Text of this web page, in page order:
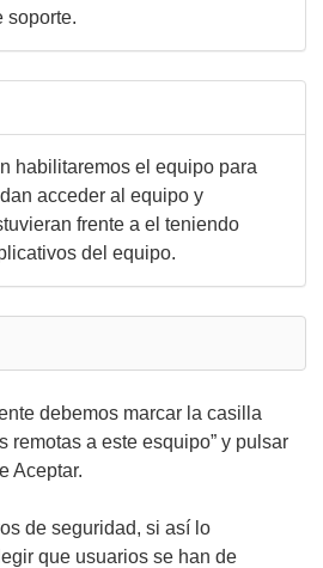
soporte.
habilitaremos el equipo para
acceder al equipo y
frente a el teniendo
del equipo.
debemos marcar la casilla
remotas a este esquipo” y pulsar
Aceptar.
de seguridad, si así lo
que usuarios se han de